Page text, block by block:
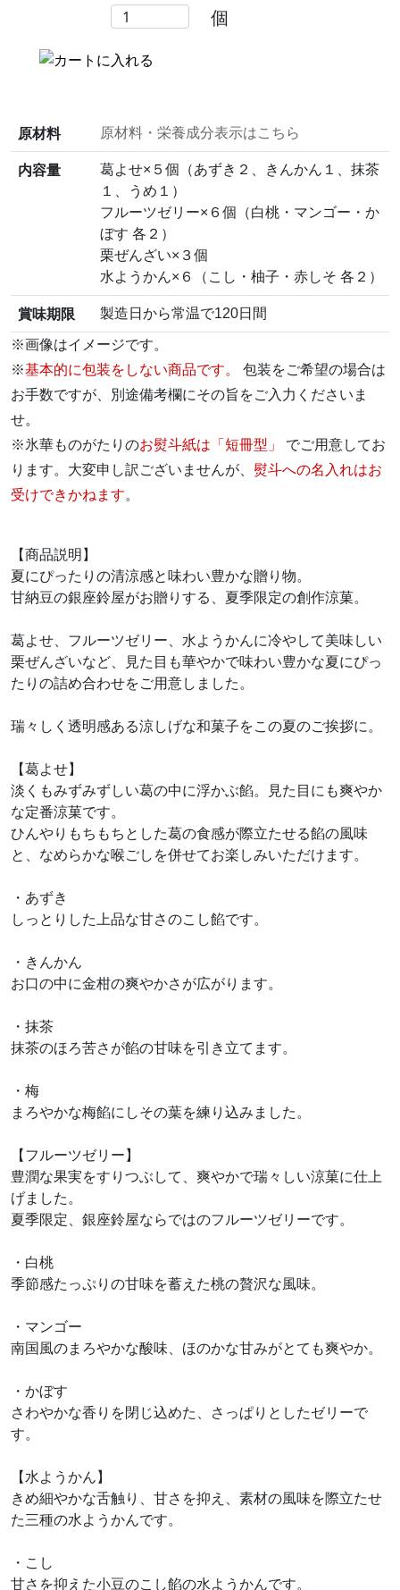
個
原材料 原材料・栄養成分表示はこちら
内容量
葛よせ×５個（あずき２、きんかん１、抹茶
１、うめ１）
フルーツゼリー×６個（白桃・マンゴー・か
ぼす 各２）
栗ぜんざい×３個
水ようかん×６（こし・柚子・赤しそ 各２）
賞味期限 製造日から常温で120日間
※画像はイメージです。
※基本的に包装をしない商品です。
包装をご希望の場合は
お手数ですが、別途備考欄にその旨をご入力くださいま
せ。
※氷華ものがたりのお熨斗紙は「短冊型」
でご用意してお
ります。大変申し訳ございませんが、 熨斗への名入れはお
受けできかねます。
【商品説明】
夏にぴったりの清涼感と味わい豊かな贈り物。
甘納豆の銀座鈴屋がお贈りする、夏季限定の創作涼菓。
葛よせ、フルーツゼリー、水ようかんに冷やして美味しい
栗ぜんざいなど、見た目も華やかで味わい豊かな夏にぴっ
たりの詰め合わせをご用意しました。
瑞々しく透明感ある涼しげな和菓子をこの夏のご挨拶に。
【葛よせ】
淡くもみずみずしい葛の中に浮かぶ餡。見た目にも爽やか
な定番涼菓です。
ひんやりもちもちとした葛の食感が際立たせる餡の風味
と、なめらかな喉ごしを併せてお楽しみいただけます。
・あずき
しっとりした上品な甘さのこし餡です。
・きんかん
お口の中に金柑の爽やかさが広がります。
・抹茶
抹茶のほろ苦さが餡の甘味を引き立てます。
・梅
まろやかな梅餡にしその葉を練り込みました。
【フルーツゼリー】
豊潤な果実をすりつぶして、爽やかで瑞々しい涼菓に仕上
げました。
夏季限定、銀座鈴屋ならではのフルーツゼリーです。
・白桃
季節感たっぷりの甘味を蓄えた桃の贅沢な風味。
・マンゴー
南国風のまろやかな酸味、ほのかな甘みがとても爽やか。
・かぼす
さわやかな香りを閉じ込めた、さっぱりとしたゼリーで
す。
【水ようかん】
きめ細やかな舌触り、甘さを抑え、素材の風味を際立たせ
た三種の水ようかんです。
・こし
甘さを抑えた小豆のこし餡の水ようかんです。